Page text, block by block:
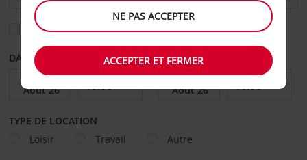
Sélectionnez une autre agence de retour
DATE DE DÉPART DATE DE RETOUR
TYPE DE LOCATION
Loisir
Travail Autre
NE PAS ACCEPTER
ACCEPTER ET FERMER